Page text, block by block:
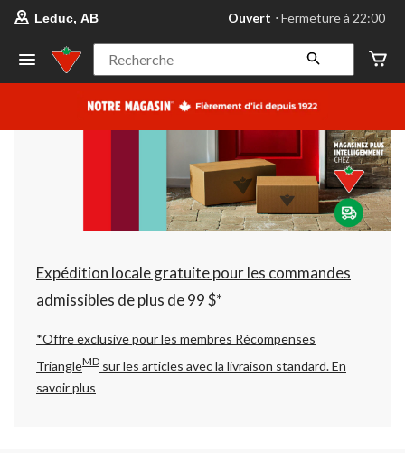
votre
préféré
Leduc,
AB,
courament
Fermeture
à
22:00
cliquer
pour
changer
Leduc, AB Ouvert ⋅ Fermeture à 22:00
Recherche
Expédition locale gratuite pour les commandes
admissibles de plus de 99 $*
*Offre exclusive pour les membres Récompenses
TriangleMD sur les articles avec la livraison standard.En
savoir plus